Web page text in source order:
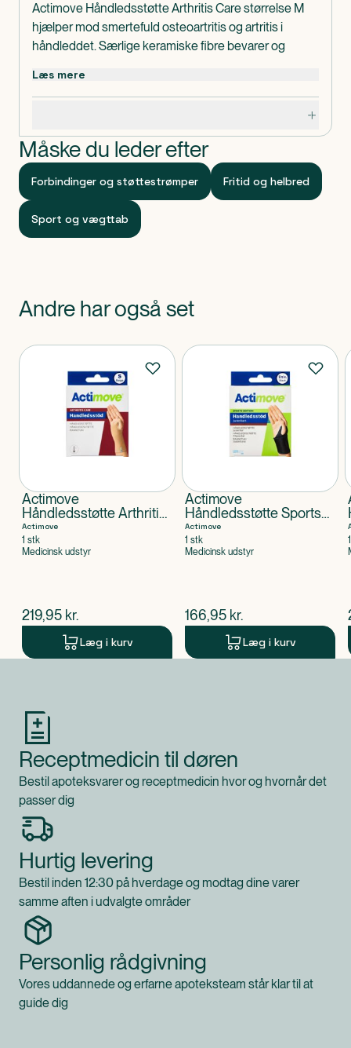
Actimove Håndledsstøtte Arthritis Care størrelse M
hjælper mod smertefuld osteoartritis og artritis i
håndleddet. Særlige keramiske fibre bevarer og
som bidrager til smertelindring.
Terapeutisk varmebehandling fremmer cirkulation
tilbagevenden til daglige aktiviteter.
Actimove Håndledsstøtte Arthritis Care størrelse M er
lavet uden latex.
Omkreds: 15-17 cm.
Indeholder
1 stk. Actimove Håndledsstøtte Arthritis Care størrelse
Læs mere
Måske du leder efter
Forbindinger og støttestrømper Fritid og helbred
Sport og vægttab
Andre har også set
Produkter
Actimove
Håndledsstøtte Arthritis
Care størrelse S
Actimove
1 stk
Medicinsk udstyr
$nuværende pris
219,95 kr.
Læg i kurv
Actimove
Håndledsstøtte Sports
Edition Universel
størrelse
Actimove
1 stk
Medicinsk udstyr
$nuværende pris
166,95 kr.
Læg i kurv
Receptmedicin til døren
Bestil apoteksvarer og receptmedicin hvor og hvornår det
passer dig
Hurtig levering
Bestil inden 12:30 på hverdage og modtag dine varer
samme aften i udvalgte områder
Personlig rådgivning
Vores uddannede og erfarne apoteksteam står klar til at
guide dig